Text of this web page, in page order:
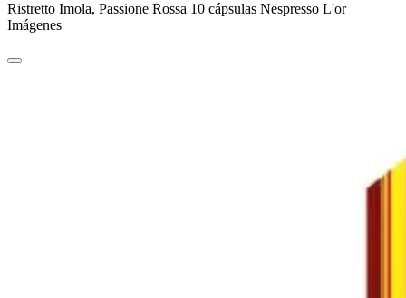
Ristretto Imola, Passione Rossa 10 cápsulas Nespresso L'or
Imágenes